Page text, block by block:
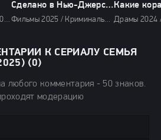
Фильмы 2025 / Боевики 2025 / Зарубежные фильмы 2025 / Новинки кино 2025 / Последние фильмы 2025 / Смотреть фильмы онлайн
Сделано в Нью-Джерси (2025)
Фильмы 2025 / Криминальные фильмы 2025 / Зарубежные фильмы 2025 / Новинки кино 2025 / Последние фильмы 2025 / Смотреть фильмы онлайн
К СЕРИАЛУ СЕМЬЯ
(0)
любого комментария - 50 знаков.
модерацию